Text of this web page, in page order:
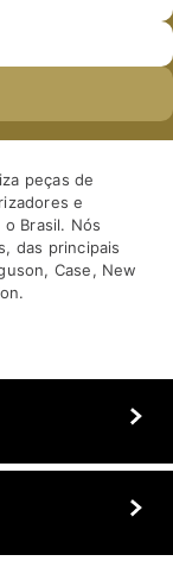
peças de
e
Brasil. Nós
das principais
Case, New
capacitados
acessórios agrícolas